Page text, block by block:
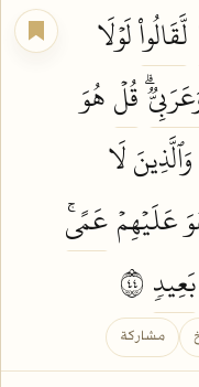
لَّقَالُواْلَوۡلَا
قُلۡهُوَ
وَٱلَّذِينَ لَا
عَلَيۡهِمۡعَمًىۚ
بَعِيدٖ
مشاركة